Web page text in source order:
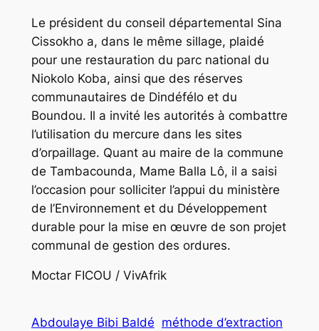
Le président du conseil départemental Sina
Cissokho a, dans le même sillage, plaidé
pour une restauration du parc national du
Niokolo Koba, ainsi que des réserves
communautaires de Dindéfélo et du
Boundou. Il a invité les autorités à combattre
l’utilisation du mercure dans les sites
d’orpaillage. Quant au maire de la commune
de Tambacounda, Mame Balla Lô, il a saisi
l’occasion pour solliciter l’appui du ministère
de l’Environnement et du Développement
durable pour la mise en œuvre de son projet
communal de gestion des ordures.
Moctar FICOU / VivAfrik
Abdoulaye Bibi Baldé méthode d’extraction